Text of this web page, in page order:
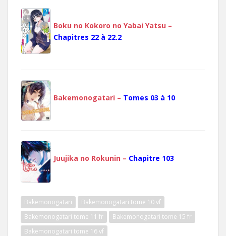
Boku no Kokoro no Yabai Yatsu –
Chapitres 22 à 22.2
Bakemonogatari – Tomes 03 à 10
Juujika no Rokunin – Chapitre 103
Bakemonogatari
Bakemonogatari tome 10 vf
Bakemonogatari tome 11 fr
Bakemonogatari tome 15 fr
Bakemonogatari tome 16 vf